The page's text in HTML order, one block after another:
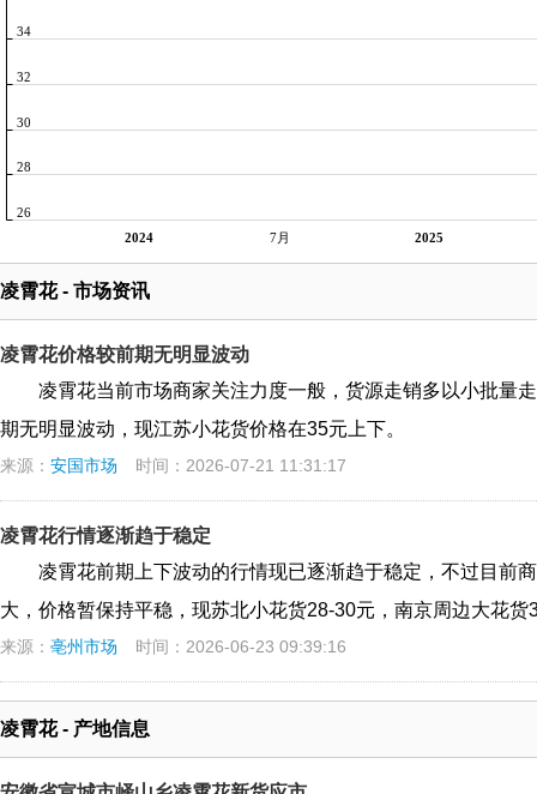
2024 7月 2025
26
28
30
32
34
凌霄花 - 市场资讯
凌霄花价格较前期无明显波动
凌霄花当前市场商家关注力度一般，货源走销多以小批量
期无明显波动，现江苏小花货价格在35元上下。
来源： 安国市场 时间：2026-07-21 11:31:17
凌霄花行情逐渐趋于稳定
凌霄花前期上下波动的行情现已逐渐趋于稳定，不过目前
大，价格暂保持平稳，现苏北小花货28-30元，南京周边大花货
来源： 亳州市场 时间：2026-06-23 09:39:16
凌霄花 - 产地信息